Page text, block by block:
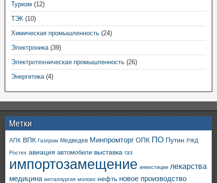
Туризм (12)
ТЭК (10)
Химическая промышленность (24)
Электроника(39)
Электротехническая промышленность (26)
Энергетика(4)
Метки
АПК ВПК Газпром Медведев Минпромторг ОПК ПО Путин РЖД
Ростех авиация автомобили выставка газ
импортозамещение инвестиции лекарства
медицина металлургия молоко нефть новое производство